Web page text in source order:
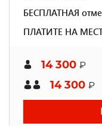
БЕСПЛАТНАЯ
ПЛАТИТЕ НА
14 300 ₽
14 300 ₽